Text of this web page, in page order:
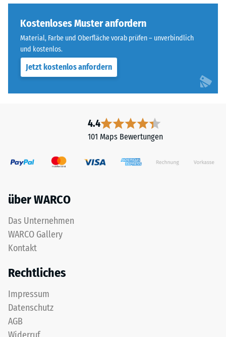
Kostenloses Muster anfordern
Material, Farbe und Oberfläche vorab prüfen – unverbindlich
und kostenlos.
Jetzt kostenlos anfordern
4.4
101 Maps Bewertungen
über WARCO
Das Unternehmen
WARCO Gallery
Kontakt
Rechtliches
Impressum
Datenschutz
AGB